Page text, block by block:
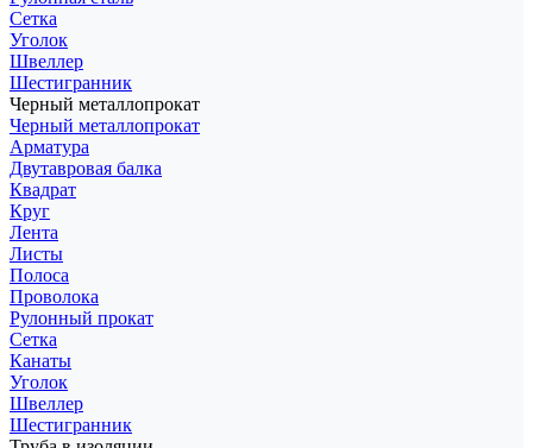
Сетка
Уголок
Швеллер
Шестигранник
Черный металлопрокат
Черный металлопрокат
Арматура
Двутавровая балка
Квадрат
Круг
Лента
Листы
Полоса
Проволока
Рулонный прокат
Сетка
Канаты
Уголок
Швеллер
Шестигранник